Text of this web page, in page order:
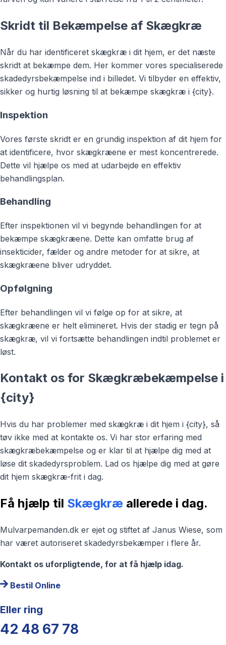
Skridt til Bekæmpelse af Skægkræ
Når du har identificeret skægkræ i dit hjem, er det næste
skridt at bekæmpe dem. Her kommer vores specialiserede
skadedyrsbekæmpelse ind i billedet. Vi tilbyder en effektiv,
sikker og hurtig løsning til at bekæmpe skægkræ i {city}.
Inspektion
Vores første skridt er en grundig inspektion af dit hjem for
at identificere, hvor skægkræene er mest koncentrerede.
Dette vil hjælpe os med at udarbejde en effektiv
behandlingsplan.
Behandling
Efter inspektionen vil vi begynde behandlingen for at
bekæmpe skægkræene. Dette kan omfatte brug af
insekticider, fælder og andre metoder for at sikre, at
skægkræene bliver udryddet.
Opfølgning
Efter behandlingen vil vi følge op for at sikre, at
skægkræene er helt elimineret. Hvis der stadig er tegn på
skægkræ, vil vi fortsætte behandlingen indtil problemet er
løst.
Kontakt os for Skægkræbekæmpelse i
{city}
Hvis du har problemer med skægkræ i dit hjem i {city}, så
tøv ikke med at kontakte os. Vi har stor erfaring med
skægkræbekæmpelse og er klar til at hjælpe dig med at
løse dit skadedyrsproblem. Lad os hjælpe dig med at gøre
dit hjem skægkræ-frit i dag.
Få hjælp til Skægkræ allerede i dag.
Mulvarpemanden.dk er ejet og stiftet af Janus Wiese, som
har været autoriseret skadedyrsbekæmper i flere år.
Kontakt os uforpligtende, for at få hjælp idag.
Bestil Online
Eller ring
42 48 67 78